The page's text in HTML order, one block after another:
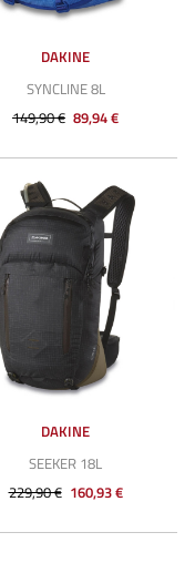
DAKINE
SYNCLINE 8L
149,90 € 89,94 €
DAKINE
SEEKER 18L
229,90 € 160,93 €